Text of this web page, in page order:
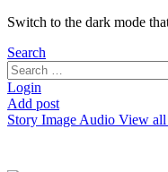
Switch to the dark mode
Search
Search
for:
Login
Add post
Story Image Audio View all